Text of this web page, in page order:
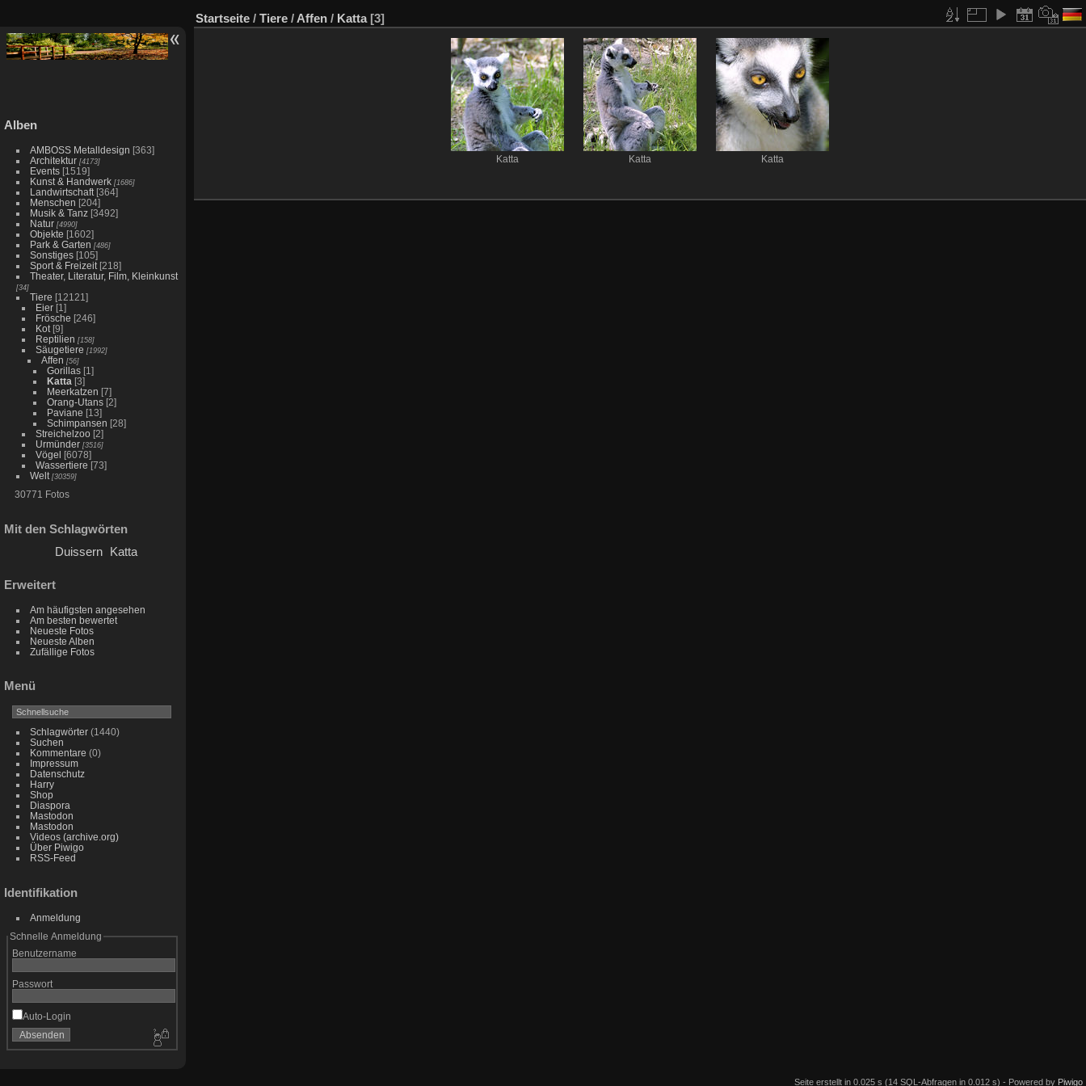
Alben
AMBOSS Metalldesign [363]
Architektur [4173]
Events [1519]
Kunst & Handwerk [1686]
Landwirtschaft [364]
Menschen [204]
Musik & Tanz [3492]
Natur [4990]
Objekte [1602]
Park & Garten [486]
Sonstiges [105]
Sport & Freizeit [218]
Theater, Literatur, Film, Kleinkunst
[34]
Tiere [12121]
Eier [1]
Frösche [246]
Kot [9]
Reptilien [158]
Säugetiere [1992]
Affen [56]
Gorillas [1]
Katta [3]
Meerkatzen [7]
Orang-Utans [2]
Paviane [13]
Schimpansen [28]
Streichelzoo [2]
Urmünder [3516]
Vögel [6078]
Wassertiere [73]
Welt [30359]
30771 Fotos
Mit den Schlagwörten
Duissern Katta
Erweitert
Am häufigsten angesehen
Am besten bewertet
Neueste Fotos
Neueste Alben
Zufällige Fotos
Menü
Schlagwörter(1440)
Suchen
Kommentare (0)
Impressum
Datenschutz
Harry
Shop
Diaspora
Mastodon
Mastodon
Videos (archive.org)
Über Piwigo
RSS-Feed
Identifikation
Anmeldung
Schnelle Anmeldung
Benutzername
Passwort
Auto-Login
Startseite / Tiere / Affen / Katta[3]
Katta Katta Katta
Seite erstellt in 0.025 s (14 SQL-Abfragen in 0.012 s) - Powered by Piwigo